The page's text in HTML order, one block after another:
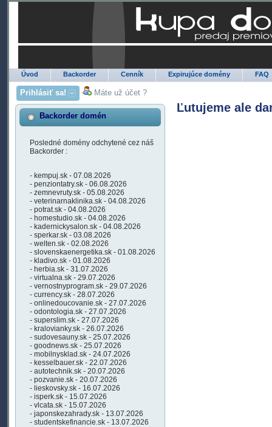
Úvod Backorder Cenník Expirujúce domény FAQ
Prihlásiť sa! Máte už účet ?
Backorder domén
Posledné domény odchytené cez náš
Backorder :
- kempuj.sk - 07.08.2026
- penziontatry.sk - 06.08.2026
- zemnevruty.sk - 05.08.2026
- veterinarnaklinika.sk - 04.08.2026
- potrat.sk - 04.08.2026
- homestudio.sk - 04.08.2026
- kadernickysalon.sk - 04.08.2026
- sperkar.sk - 03.08.2026
- welten.sk - 02.08.2026
- slovenskaenergetika.sk - 01.08.2026
- kladivo.sk - 01.08.2026
- herbia.sk - 31.07.2026
- virtualna.sk - 29.07.2026
- vernostnyprogram.sk - 29.07.2026
- currency.sk - 28.07.2026
- onlinedoucovanie.sk - 27.07.2026
- odontologia.sk - 27.07.2026
- superslim.sk - 27.07.2026
- kralovianky.sk - 26.07.2026
- sudovesauny.sk - 25.07.2026
- goodnews.sk - 25.07.2026
- mobilnysklad.sk - 24.07.2026
- kesselbauer.sk - 22.07.2026
- autotechnik.sk - 20.07.2026
- pozvanie.sk - 20.07.2026
- lieskovsky.sk - 16.07.2026
- isperk.sk - 15.07.2026
- vlcata.sk - 15.07.2026
- japonskezahrady.sk - 13.07.2026
- studentskefinancie.sk - 13.07.2026
Ľutujeme ale